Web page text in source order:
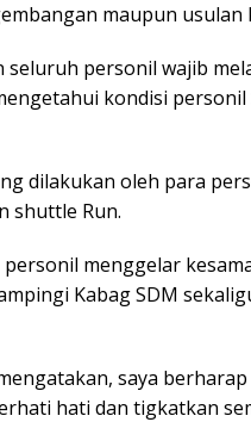
maupun usulan
seluruh personil wajib
kondisi personil
dilakukan oleh para
shuttle Run.
menggelar
Kabag SDM
saya
hati dan tigkatkan